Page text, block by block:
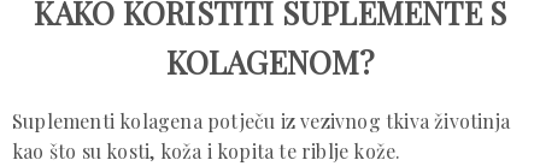
KAKO KORISTITI SUPLEMENTE S
KOLAGENOM?
Suplementi kolagena potječu iz vezivnog tkiva životinja
kao što su kosti, koža i kopita te riblje kože.